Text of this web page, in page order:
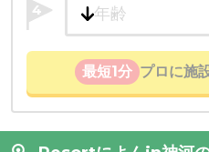
4
最短1分 プロに施